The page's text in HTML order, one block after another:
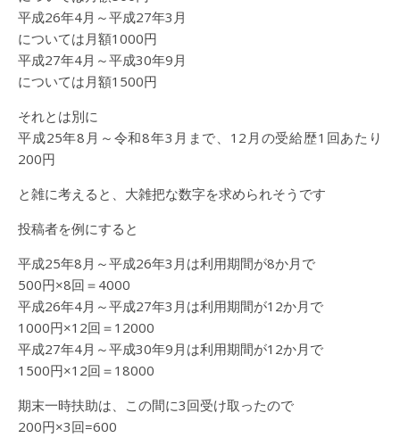
平成26年4月～平成27年3月
については月額1000円
平成27年4月～平成30年9月
については月額1500円
それとは別に
平成25年8月～令和8年3月まで、12月の受給歴1回あたり
200円
と雑に考えると、大雑把な数字を求められそうです
投稿者を例にすると
平成25年8月～平成26年3月は利用期間が8か月で
500円×8回＝4000
平成26年4月～平成27年3月は利用期間が12か月で
1000円×12回＝12000
平成27年4月～平成30年9月は利用期間が12か月で
1500円×12回＝18000
期末一時扶助は、この間に3回受け取ったので
200円×3回=600